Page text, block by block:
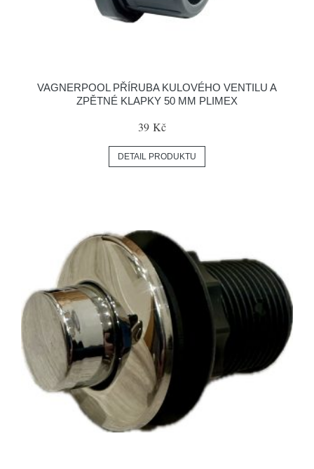
VAGNERPOOL PŘÍRUBA KULOVÉHO VENTILU A
ZPĚTNÉ KLAPKY 50 MM PLIMEX
39 Kč
DETAIL PRODUKTU